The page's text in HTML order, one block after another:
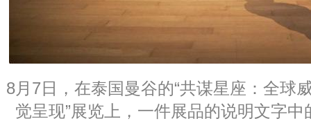
8月7日，在泰国曼谷的“共谋星座：全球
觉呈现”展览上，一件展品的说明文字